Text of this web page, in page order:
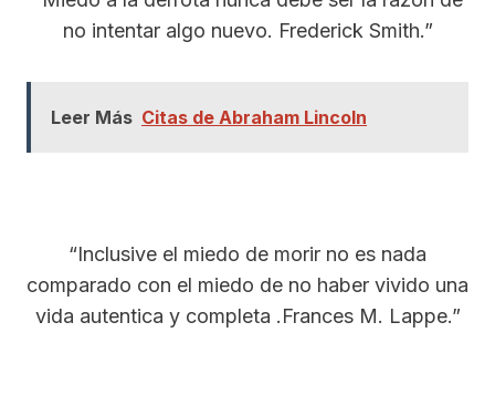
no intentar algo nuevo. Frederick Smith.”
Leer Más Citas de Abraham Lincoln
“Inclusive el miedo de morir no es nada
comparado con el miedo de no haber vivido una
vida autentica y completa .Frances M. Lappe.”